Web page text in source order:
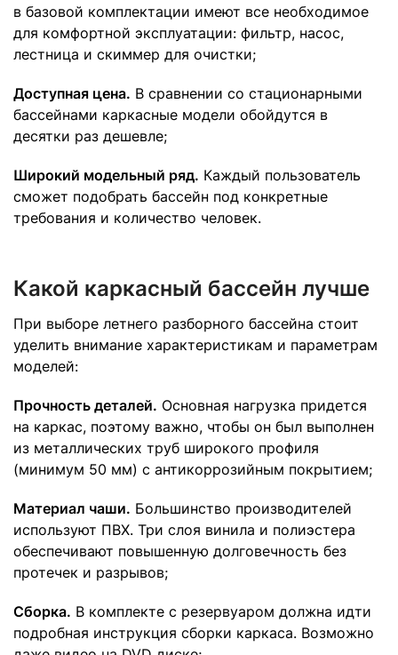
в базовой комплектации имеют все необходимое
для комфортной эксплуатации: фильтр, насос,
лестница и скиммер для очистки;
Доступная цена. В сравнении со стационарными
бассейнами каркасные модели обойдутся в
десятки раз дешевле;
Широкий модельный ряд. Каждый пользователь
сможет подобрать бассейн под конкретные
требования и количество человек.
Какой каркасный бассейн лучше
При выборе летнего разборного бассейна стоит
уделить внимание характеристикам и параметрам
моделей:
Прочность деталей. Основная нагрузка придется
на каркас, поэтому важно, чтобы он был выполнен
из металлических труб широкого профиля
(минимум 50 мм) с антикоррозийным покрытием;
Материал чаши. Большинство производителей
используют ПВХ. Три слоя винила и полиэстера
обеспечивают повышенную долговечность без
протечек и разрывов;
Сборка. В комплекте с резервуаром должна идти
подробная инструкция сборки каркаса. Возможно